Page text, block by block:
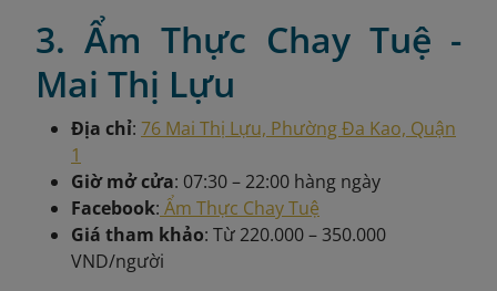
3. Ẩm Thực Chay Tuệ -
Mai Thị Lựu
Địa chỉ: 76 Mai Thị Lựu, Phường Đa Kao, Quận
1
Giờ mở cửa: 07:30 – 22:00 hàng ngày
Facebook: Ẩm Thực Chay Tuệ
Giá tham khảo: Từ 220.000 – 350.000
VND/người